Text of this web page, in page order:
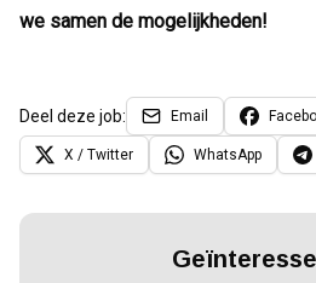
we samen de mogelijkheden!
Deel deze job: Email
X / Twitter WhatsApp